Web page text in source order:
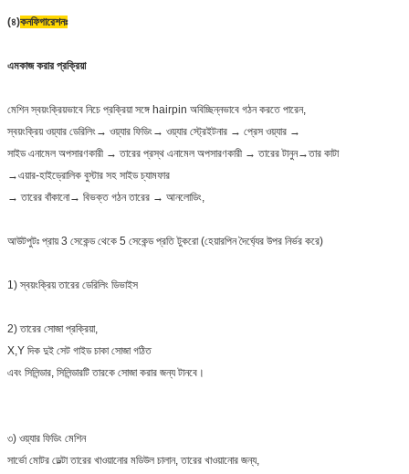
(৪)কনফিগারেশনঃ
এমকাজ করার প্রক্রিয়া
মেশিন স্বয়ংক্রিয়ভাবে নিচে প্রক্রিয়া সঙ্গে hairpin অবিচ্ছিন্নভাবে গঠন করতে পারেন,
স্বয়ংক্রিয় ওয়্যার ডেরিলিং→ ওয়্যার ফিডিং→ ওয়্যার স্ট্রেইটনার → প্রেস ওয়্যার →
সাইড এনামেল অপসারণকারী → তারের প্রস্থ এনামেল অপসারণকারী → তারের টানুন→তার কাটা
→এয়ার-হাইড্রোলিক বুস্টার সহ সাইড চ্যামফার
→ তারের বাঁকানো→ বিভক্ত গঠন তারের → আনলোডিং,
আউটপুটঃ প্রায় 3 সেকেন্ড থেকে 5 সেকেন্ড প্রতি টুকরো (হেয়ারপিন দৈর্ঘ্যের উপর নির্ভর করে)
1) স্বয়ংক্রিয় তারের ডেরিলিং ডিভাইস
2) তারের সোজা প্রক্রিয়া,
X,Y দিক দুই সেট গাইড চাকা সোজা গঠিত
এবং সিলিন্ডার, সিলিন্ডারটি তারকে সোজা করার জন্য টানবে।
৩) ওয়্যার ফিডিং মেশিন
সার্ভো মোটর ডেল্টা তারের খাওয়ানোর মডিউল চালান, তারের খাওয়ানোর জন্য,